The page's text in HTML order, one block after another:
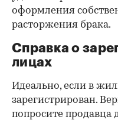
оформления
расторжения брака.
Справка о
лицах
Идеально, если в
зарегистрирован.
попросите продавца